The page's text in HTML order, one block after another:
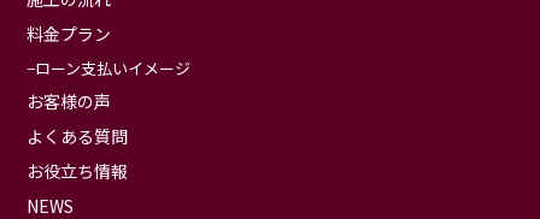
料金プラン
ローン支払いイメージ
お客様の声
よくある質問
お役立ち情報
NEWS